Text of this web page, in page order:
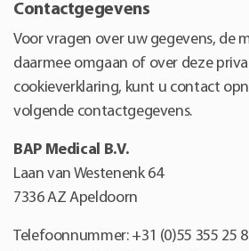
Contactgegevens
Voor vragen over uw gegevens, de
daarmee omgaan of over deze
cookieverklaring, kunt u contact
volgende contactgegevens.
BAP Medical B.V.
Laan van Westenenk 64
7336 AZ Apeldoorn
Telefoonnummer: +31 (0)55 355 25